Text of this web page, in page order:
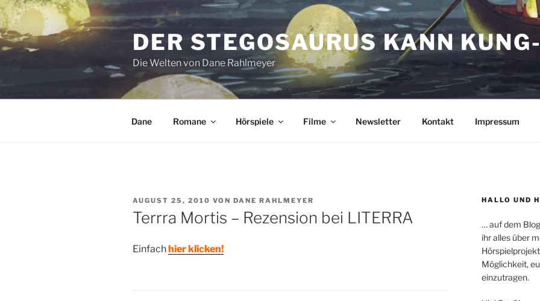
Zum
Inhalt
springen
DER STEGOSAURUS KANN
Die Welten von Dane Rahlmeyer
Dane Romane Hörspiele Filme Newsletter Kontakt Impressum
VERÖFFENTLICHT
AM
AUGUST 25, 2010 VON DANE RAHLMEYER
Terrra Mortis – Rezension bei LITERRA
Einfach hier klicken!
HALLO UND
… auf dem
ihr alles über
Möglichkeit,
einzutragen.